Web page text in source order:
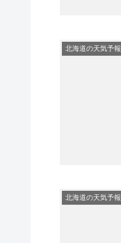
北海道の天気予報
北海道の天気予報